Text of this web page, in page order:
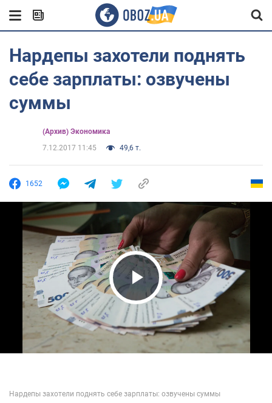
Нардепы захотели поднять
себе зарплаты: озвучены
суммы
(Архив) Экономика
7.12.2017 11:45
49,6 т.
1652
Play Video